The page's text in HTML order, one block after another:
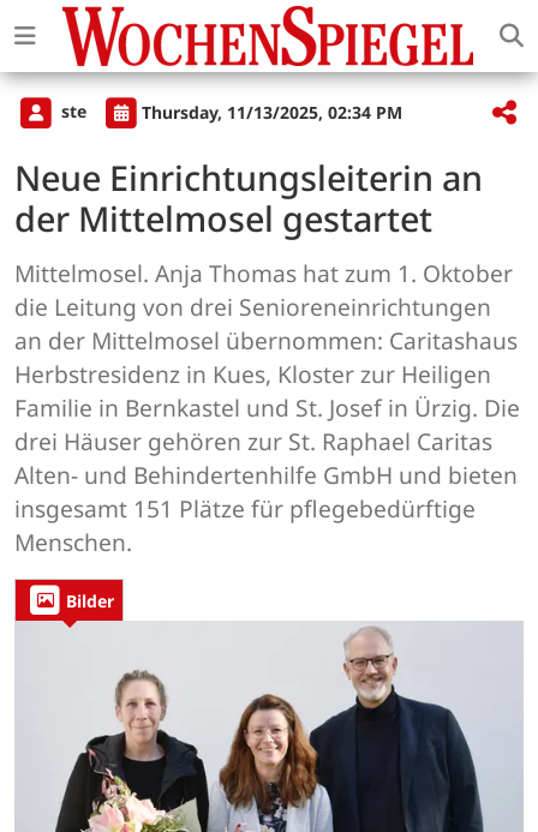
ste Thursday, 11/13/2025, 02:34 PM
Neue Einrichtungsleiterin an
der Mittelmosel gestartet
Mittelmosel. Anja Thomas hat zum 1. Oktober
die Leitung von drei Senioreneinrichtungen
an der Mittelmosel übernommen: Caritashaus
Herbstresidenz in Kues, Kloster zur Heiligen
Familie in Bernkastel und St. Josef in Ürzig. Die
drei Häuser gehören zur St. Raphael Caritas
Alten- und Behindertenhilfe GmbH und bieten
insgesamt 151 Plätze für pflegebedürftige
Menschen.
Bilder